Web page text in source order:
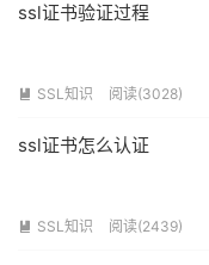
ssl证书验证过程
 SSL知识 阅读(3028)
ssl证书怎么认证
 SSL知识 阅读(2439)